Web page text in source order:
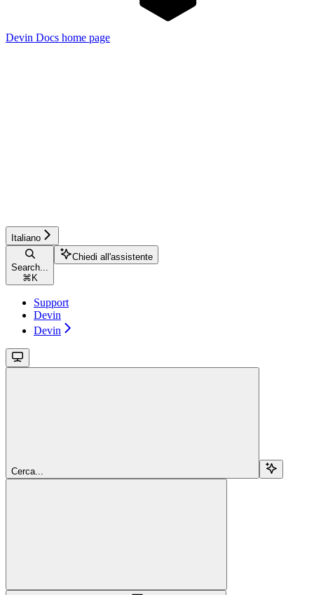
Devin Docs home page
Italiano
Search...
⌘ K
Chiedi all'assistente
Support
Devin
Devin
Cerca...